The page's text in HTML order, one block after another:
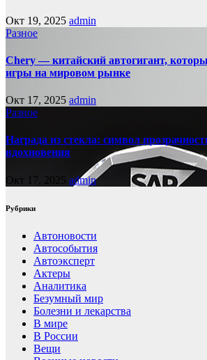
Окт 19, 2025 admin
Разное
Chery — китайский автогигант,
игры на мировом рынке
Окт 17, 2025 admin
Разное
Награда из стекла: символ
вдохновения
Окт 17, 2025 admin
Рубрики
Автоновости
Автособытия
Автоэксперт
Актеры
Аналитика
Безумный мир
Болезни и лекарства
В мире
В России
Вещи